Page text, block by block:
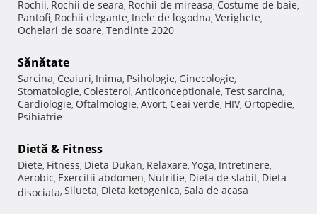
Rochii, Rochii de seara, Rochii de mireasa, Costume de baie,
Pantofi, Rochii elegante, Inele de logodna, Verighete,
Ochelari de soare, Tendinte 2020
Sănătate
Sarcina, Ceaiuri, Inima, Psihologie, Ginecologie,
Stomatologie, Colesterol, Anticonceptionale, Test sarcina,
Cardiologie, Oftalmologie, Avort, Ceai verde, HIV, Ortopedie,
Psihiatrie
Dietă & Fitness
Diete, Fitness, Dieta Dukan, Relaxare, Yoga, Intretinere,
Aerobic, Exercitii abdomen, Nutritie, Dieta de slabit, Dieta
disociata, Silueta, Dieta ketogenica, Sala de acasa